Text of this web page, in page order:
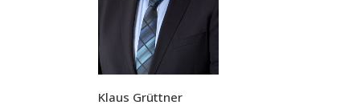
Klaus Grüttner